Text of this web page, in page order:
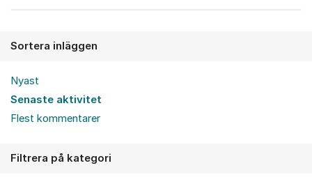
Sortera inläggen
Nyast
Senaste aktivitet
Flest kommentarer
Filtrera på kategori